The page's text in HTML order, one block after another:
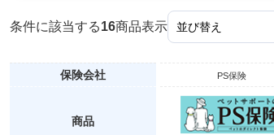
条件に該当する16商品表示
保険会社
商品
PS保険